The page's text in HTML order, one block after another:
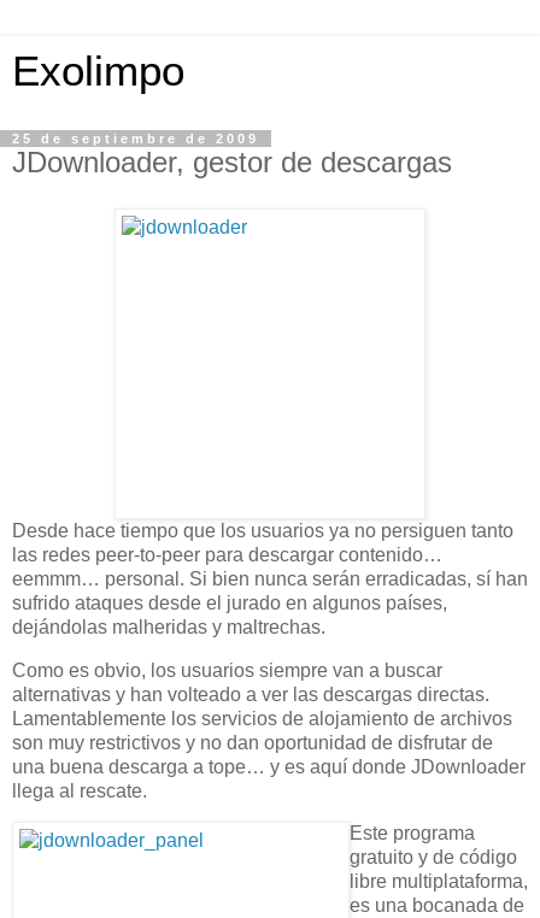
Exolimpo
25 de septiembre de 2009
JDownloader, gestor de descargas
Desde hace tiempo que los usuarios ya no persiguen tanto
las redes peer-to-peer para descargar contenido…
eemmm… personal. Si bien nunca serán erradicadas, sí han
sufrido ataques desde el jurado en algunos países,
dejándolas malheridas y maltrechas.
Como es obvio, los usuarios siempre van a buscar
alternativas y han volteado a ver las descargas directas.
Lamentablemente los servicios de alojamiento de archivos
son muy restrictivos y no dan oportunidad de disfrutar de
una buena descarga a tope… y es aquí donde JDownloader
llega al rescate.
Este programa
gratuito y de código
libre multiplataforma,
es una bocanada de